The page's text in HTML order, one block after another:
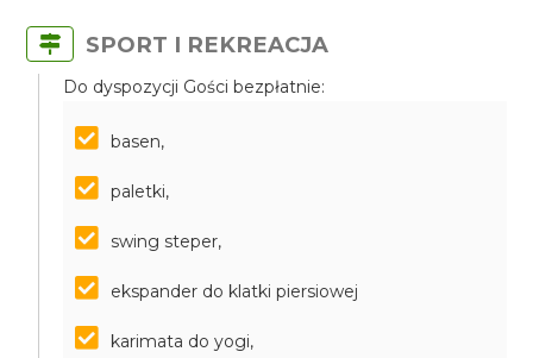
SPORT I REKREACJA
Do dyspozycji Gości bezpłatnie:
basen,
paletki,
swing steper,
ekspander do klatki piersiowej
karimata do yogi,